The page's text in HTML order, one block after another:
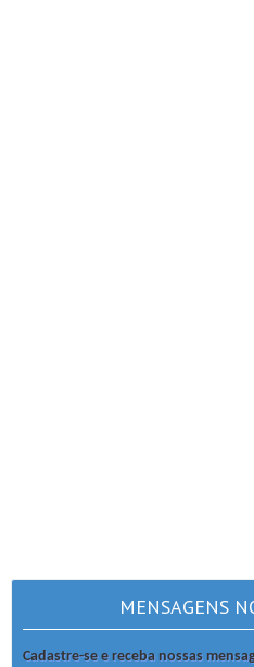
MENSAGENS
Cadastre-se e receba nossas